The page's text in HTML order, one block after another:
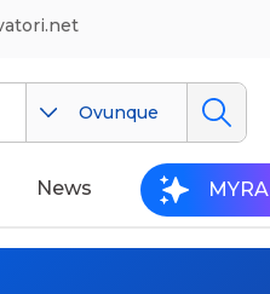
Ovunque
News MYRA